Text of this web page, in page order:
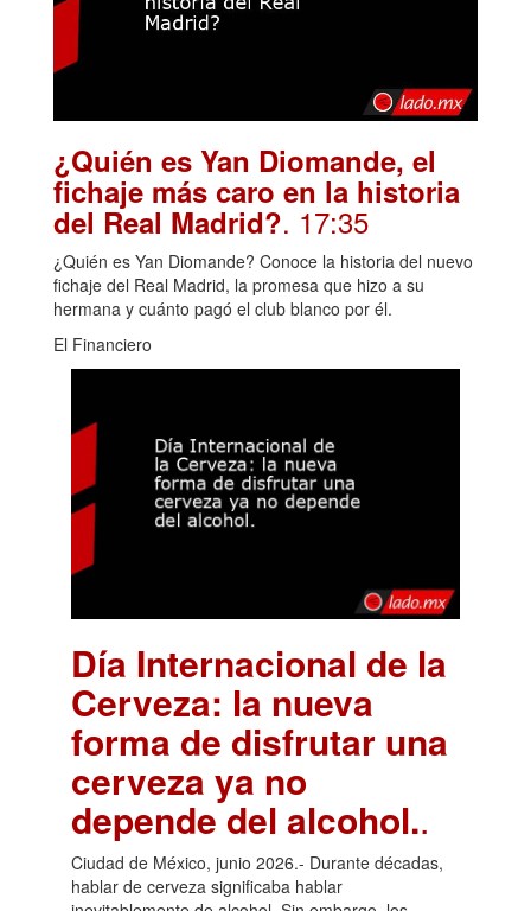
¿Quién es Yan Diomande, el
fichaje más caro en la historia
del Real Madrid?. 17:35
¿Quién es Yan Diomande? Conoce la historia del nuevo
fichaje del Real Madrid, la promesa que hizo a su
hermana y cuánto pagó el club blanco por él.
El Financiero
Día Internacional de la
Cerveza: la nueva
forma de disfrutar una
cerveza ya no
depende del alcohol..
Ciudad de México, junio 2026.- Durante décadas,
hablar de cerveza significaba hablar